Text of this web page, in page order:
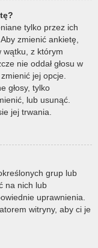
tylko przez ich
zmienić ankietę,
wątku, z którym
nie oddał głosu w
jej opcje.
głosy, tylko
lub usunąć.
jej trwania.
grup lub
na nich lub
uprawnienia.
witryny, aby ci je